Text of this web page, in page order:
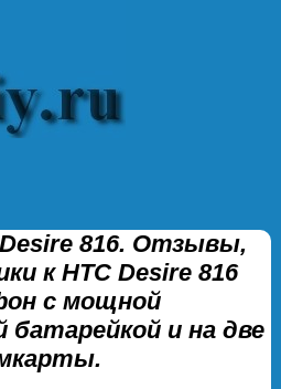
816. Отзывы,
к HTC Desire 816
с мощной
батарейкой и на две